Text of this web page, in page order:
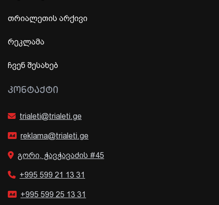
თრიალეთის არქივი
რეკლამა
ჩვენ შესახებ
ᲙᲝᲜᲢᲐᲥᲢᲘ
trialeti@trialeti.ge
reklama@trialeti.ge
გორი, ჭავჭავაძის #45
+995 599 21 13 31
+995 599 25 13 31